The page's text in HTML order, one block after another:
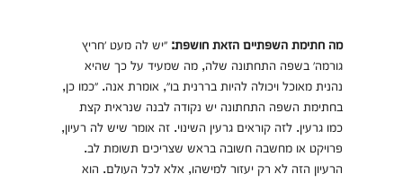
מה חתימת השפתיים הזאת חושפת: ״יש לה מעט ׳חריץ
גורמה׳ בשפה התחתונה שלה, מה שמעיד על כך שהיא
נהנית מאוכל ויכולה להיות בררנית בו״, אומרת אנה. ״כמו כן,
בחתימת השפה התחתונה יש נקודה לבנה שנראית קצת
כמו גרעין. לזה קוראים גרעין השינוי. זה אומר שיש לה רעיון,
פרויקט או מחשבה חשובה בראש שצריכים תשומת לב.
הרעיון הזה לא רק יעזור למישהו, אלא לכל העולם. הוא